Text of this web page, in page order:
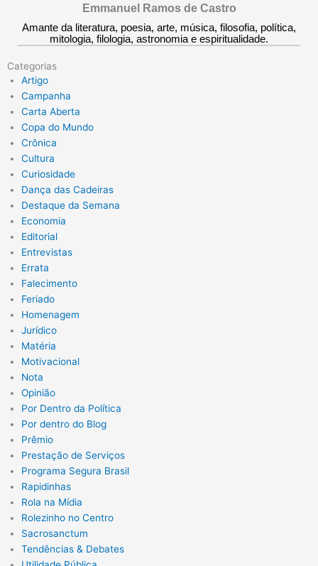
Emmanuel Ramos de Castro
Amante da literatura, poesia, arte, música, filosofia, política,
mitologia, filologia, astronomia e espiritualidade.
Categorias
Artigo
Campanha
Carta Aberta
Copa do Mundo
Crônica
Cultura
Curiosidade
Dança das Cadeiras
Destaque da Semana
Economia
Editorial
Entrevistas
Errata
Falecimento
Feriado
Homenagem
Jurídico
Matéria
Motivacional
Nota
Opinião
Por Dentro da Política
Por dentro do Blog
Prêmio
Prestação de Serviços
Programa Segura Brasil
Rapidinhas
Rola na Mídia
Rolezinho no Centro
Sacrosanctum
Tendências & Debates